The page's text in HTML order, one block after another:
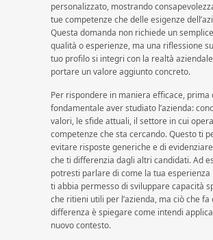
personalizzato, mostrando
tue competenze che delle esigenze
Questa domanda non richiede un
qualità o esperienze, ma una riflessione
tuo profilo si integri con la realtà
portare un valore aggiunto concreto.
Per rispondere in maniera efficace, prima
fondamentale aver studiato l’azienda:
valori, le sfide attuali, il settore in cui
competenze che sta cercando. Questo ti
evitare risposte generiche e di
che ti differenzia dagli altri candidati. Ad
potresti parlare di come la tua esperienza
ti abbia permesso di sviluppare capacità
che ritieni utili per l’azienda, ma ciò che fa
differenza è spiegare come intendi
nuovo contesto.